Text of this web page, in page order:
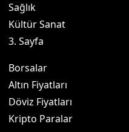
Sağlık
Kültür Sanat
3. Sayfa
Borsalar
Altın Fiyatları
Döviz Fiyatları
Kripto Paralar